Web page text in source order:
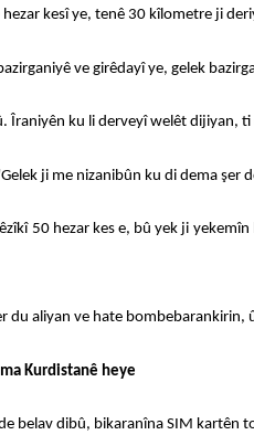
kesî ye, tenê 30 kîlometre ji
ve girêdayî ye, gelek
Îraniyên ku li derveyî welêt
ji me nizanibûn ku di dema şer
50 hezar kes e, bû yek ji
du aliyan ve hate
Kurdistanê heye
belav dibû, bikaranîna SIM